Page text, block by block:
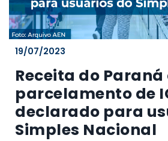
19/07/2023
Receita do
parcelamento de
declarado para
Simples Nacional